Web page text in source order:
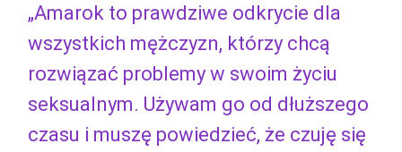
„Amarok to prawdziwe odkrycie dla
wszystkich mężczyzn, którzy chcą
rozwiązać problemy w swoim życiu
seksualnym. Używam go od dłuższego
czasu i muszę powiedzieć, że czuję się